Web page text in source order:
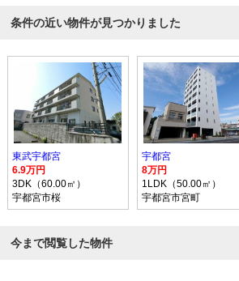
条件の近い物件が見つかりました
東武宇都宮
6.9万円
3DK（60.00㎡）
宇都宮市桜
宇都宮
8万円
1LDK（50.00㎡）
宇都宮市宮町
今まで閲覧した物件